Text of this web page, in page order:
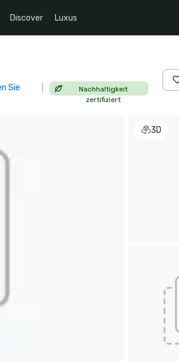
Discover Luxus
Sie
Nachhaltigkeit
zertifiziert
3D